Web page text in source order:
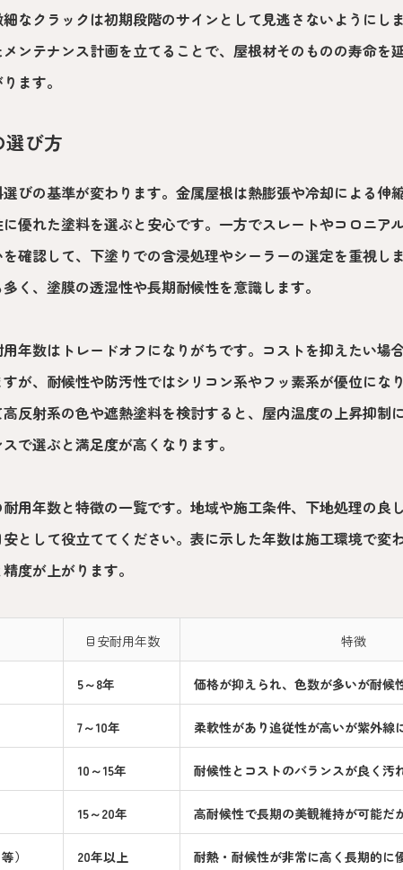
なクラックは初期段階のサインとして見逃さないようにし
ンテナンス計画を立てることで、屋根材そのものの寿命を
ます。
選び方
びの基準が変わります。金属屋根は熱膨張や冷却による伸
優れた塗料を選ぶと安心です。一方でスレートやコロニア
確認して、下塗りでの含浸処理やシーラーの選定を重視し
く、塗膜の透湿性や長期耐候性を意識します。
年数はトレードオフになりがちです。コストを抑えたい場
が、耐候性や防汚性ではシリコン系やフッ素系が優位にな
反射系の色や遮熱塗料を検討すると、屋内温度の上昇抑制
で選ぶと満足度が高くなります。
用年数と特徴の一覧です。地域や施工条件、下地処理の良
として役立ててください。表に示した年数は施工環境で変
度が上がります。
目安耐用年数 特徴
5～8年 価格が抑えられ、色数が多いが耐候
7～10年 柔軟性があり追従性が高いが紫外線
10～15年 耐候性とコストのバランスが良く汚
15～20年 高耐候性で長期の美観維持が可能だ
） 20年以上 耐熱・耐候性が非常に高く長期的に